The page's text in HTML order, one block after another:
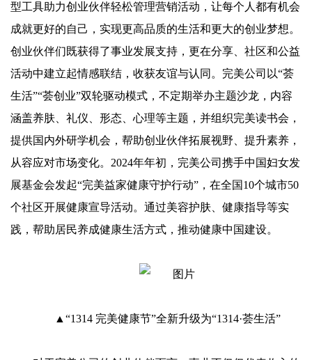
型工具助力创业伙伴轻松管理营销活动，让每个人都有机会
成就更好的自己，实现更高品质的生活和更大的创业梦想。
创业伙伴们既获得了事业发展支持，更在分享、社区和公益
活动中建立起情感联结，收获友谊与认同。完美公司以“荟
生活”“荟创业”双轮驱动模式，不定期举办主题沙龙，内容
涵盖养肤、礼仪、形态、心理等主题，并组织完美读书会，
提供国内外研学机会，帮助创业伙伴拓展视野、提升素养，
从容应对市场变化。2024年年初，完美公司携手中国妇女发
展基金会发起“完美益家健康守护行动”，在全国10个城市50
个社区开展健康宣导活动。通过美容护肤、健康指导等实
践，帮助居民养成健康生活方式，推动健康中国建设。
▲“1314 完美健康节”全新升级为“1314·荟生活”